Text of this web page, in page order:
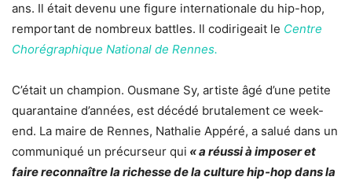
ans. Il était devenu une figure internationale du hip-hop,
remportant de nombreux battles. Il codirigeait le Centre
Chorégraphique National de Rennes.
C’était un champion. Ousmane Sy, artiste âgé d’une petite
quarantaine d’années, est décédé brutalement ce week-
end. La maire de Rennes, Nathalie Appéré, a salué dans un
communiqué un précurseur qui « a réussi à imposer et
faire reconnaître la richesse de la culture hip-hop dans la